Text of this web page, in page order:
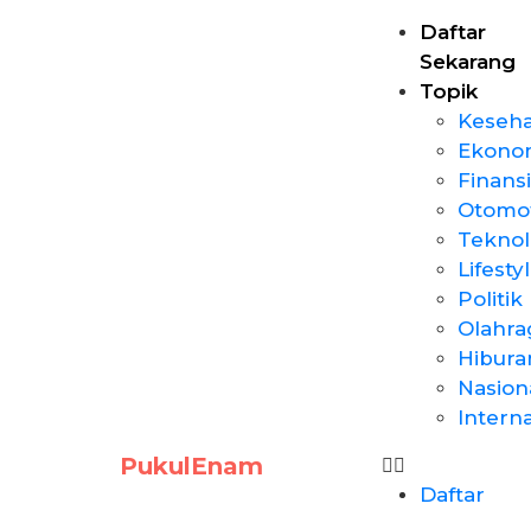
PukulEnam
Daftar
Sekarang
Topik
Politik
Daftar